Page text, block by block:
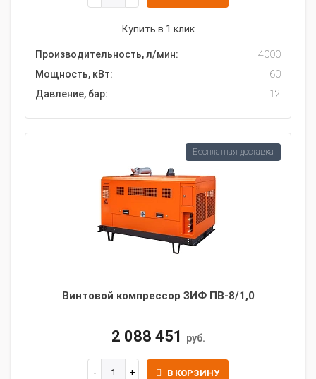
Купить в 1 клик
Производительность, л/мин:
4000
Мощность, кВт:
60
Давление, бар:
12
Винтовой компрессор ЗИФ ПВ-8/1,0
2 088 451 руб.
В КОРЗИНУ
Бесплатная доставка